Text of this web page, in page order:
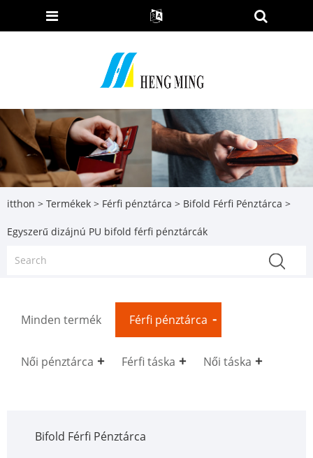
itthon > Termékek > Férfi pénztárca > Bifold Férfi Pénztárca >
Egyszerű dizájnú PU bifold férfi pénztárcák
Minden termék Férfi pénztárca
Női pénztárca Férfi táska Női táska
Bifold Férfi Pénztárca